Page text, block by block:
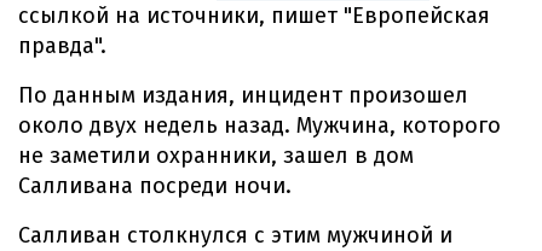
ссылкой на источники, пишет "Европейская
правда".
По данным издания, инцидент произошел
около двух недель назад. Мужчина, которого
не заметили охранники, зашел в дом
Салливана посреди ночи.
Салливан столкнулся с этим мужчиной и